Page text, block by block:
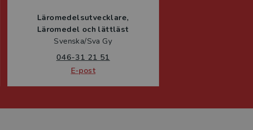
Läromedelsutvecklare
Läromedel och lättläst
Svenska/Sva Gy
046-31 21 51
E-post